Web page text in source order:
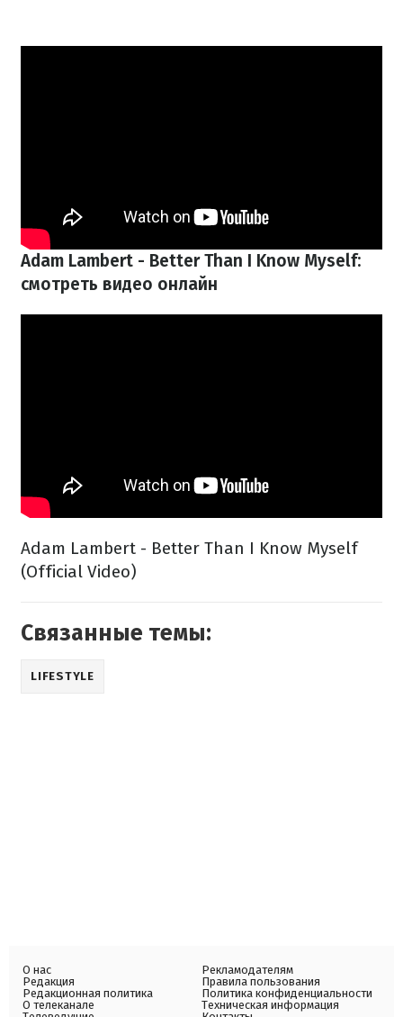
Adam Lambert - Better Than I Know Myself:
смотреть видео онлайн
Adam Lambert - Better Than I Know Myself
(Official Video)
Связанные темы:
LIFESTYLE
О нас
Редакция
Редакционная политика
О телеканале
Рекламодателям
Правила пользования
Политика конфиденциальности
Техническая информация